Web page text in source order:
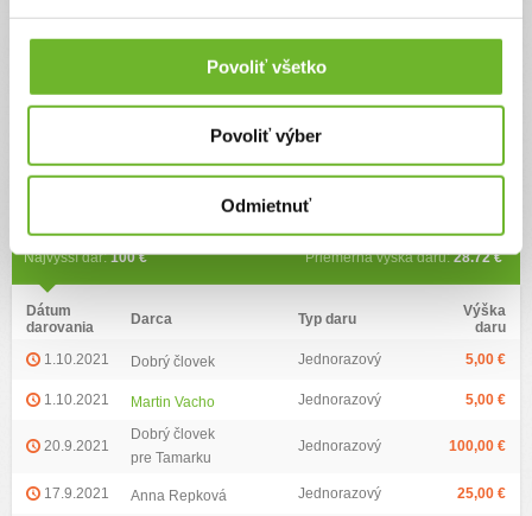
Povoliť všetko
Povoliť výber
Odmietnuť
Ďalšie informácie
Zoznam darov (18)
Najvyšší dar:100 € Priemerná výška daru:28.72 €
Dátum
darovania
Darca Typ daru
Výška
daru
1.10.2021
Dobrý človek Jednorazový 5,00 €
1.10.2021 Martin Vacho Jednorazový 5,00 €
20.9.2021
Dobrý človek
pre Tamarku
Jednorazový 100,00 €
17.9.2021 Anna Repková Jednorazový 25,00 €